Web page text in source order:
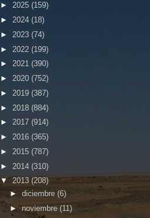
► 2025 (159)
► 2024 (18)
► 2023 (74)
► 2022 (199)
► 2021 (390)
► 2020 (752)
► 2019 (387)
► 2018 (884)
► 2017 (914)
► 2016 (365)
► 2015 (787)
► 2014 (310)
▼ 2013 (208)
► diciembre (6)
►noviembre (11)